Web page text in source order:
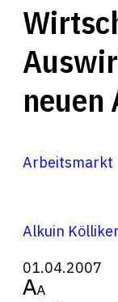
neuen
Arbeitsmarkt
Alkuin Kölliker
01.04.2007